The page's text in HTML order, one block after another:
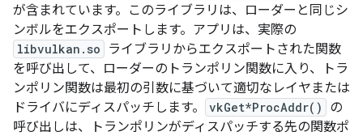
が含まれています。このライブラリは、ローダーと同じシ
ンボルをエクスポートします。アプリは、実際の
libvulkan.so
ライブラリからエクスポートされた関数
を呼び出して、ローダーのトランポリン関数に入り、トラ
ンポリン関数は最初の引数に基づいて適切なレイヤまたは
ドライバにディスパッチします。
vkGet*ProcAddr()
の
呼び出しは、トランポリンがディスパッチする先の関数ポ